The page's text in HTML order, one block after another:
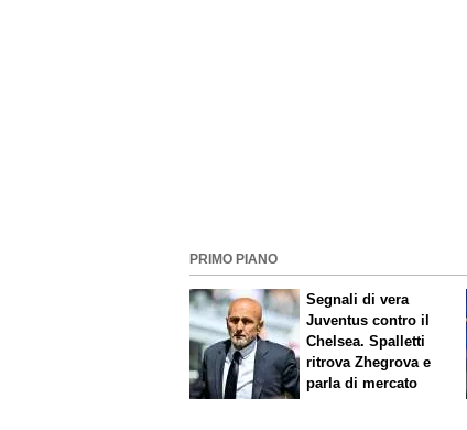
PRIMO PIANO
Segnali di vera
Juventus contro il
Chelsea. Spalletti
ritrova Zhegrova e
parla di mercato